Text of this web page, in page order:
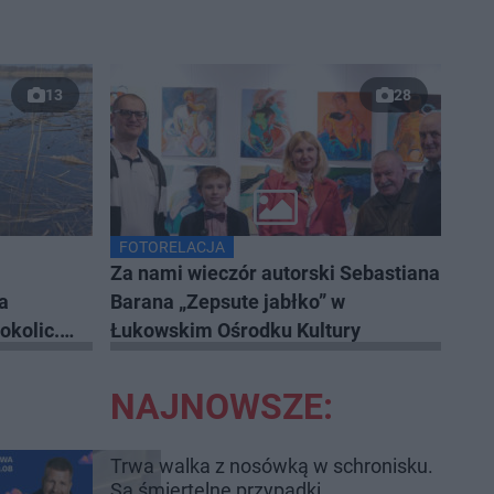
13 28
FOTORELACJA
Za nami wieczór autorski Sebastiana
Barana „Zepsute jabłko” w
Łukowskim Ośrodku Kultury
NAJNOWSZE:
Trwa walka z nosówką w schronisku.